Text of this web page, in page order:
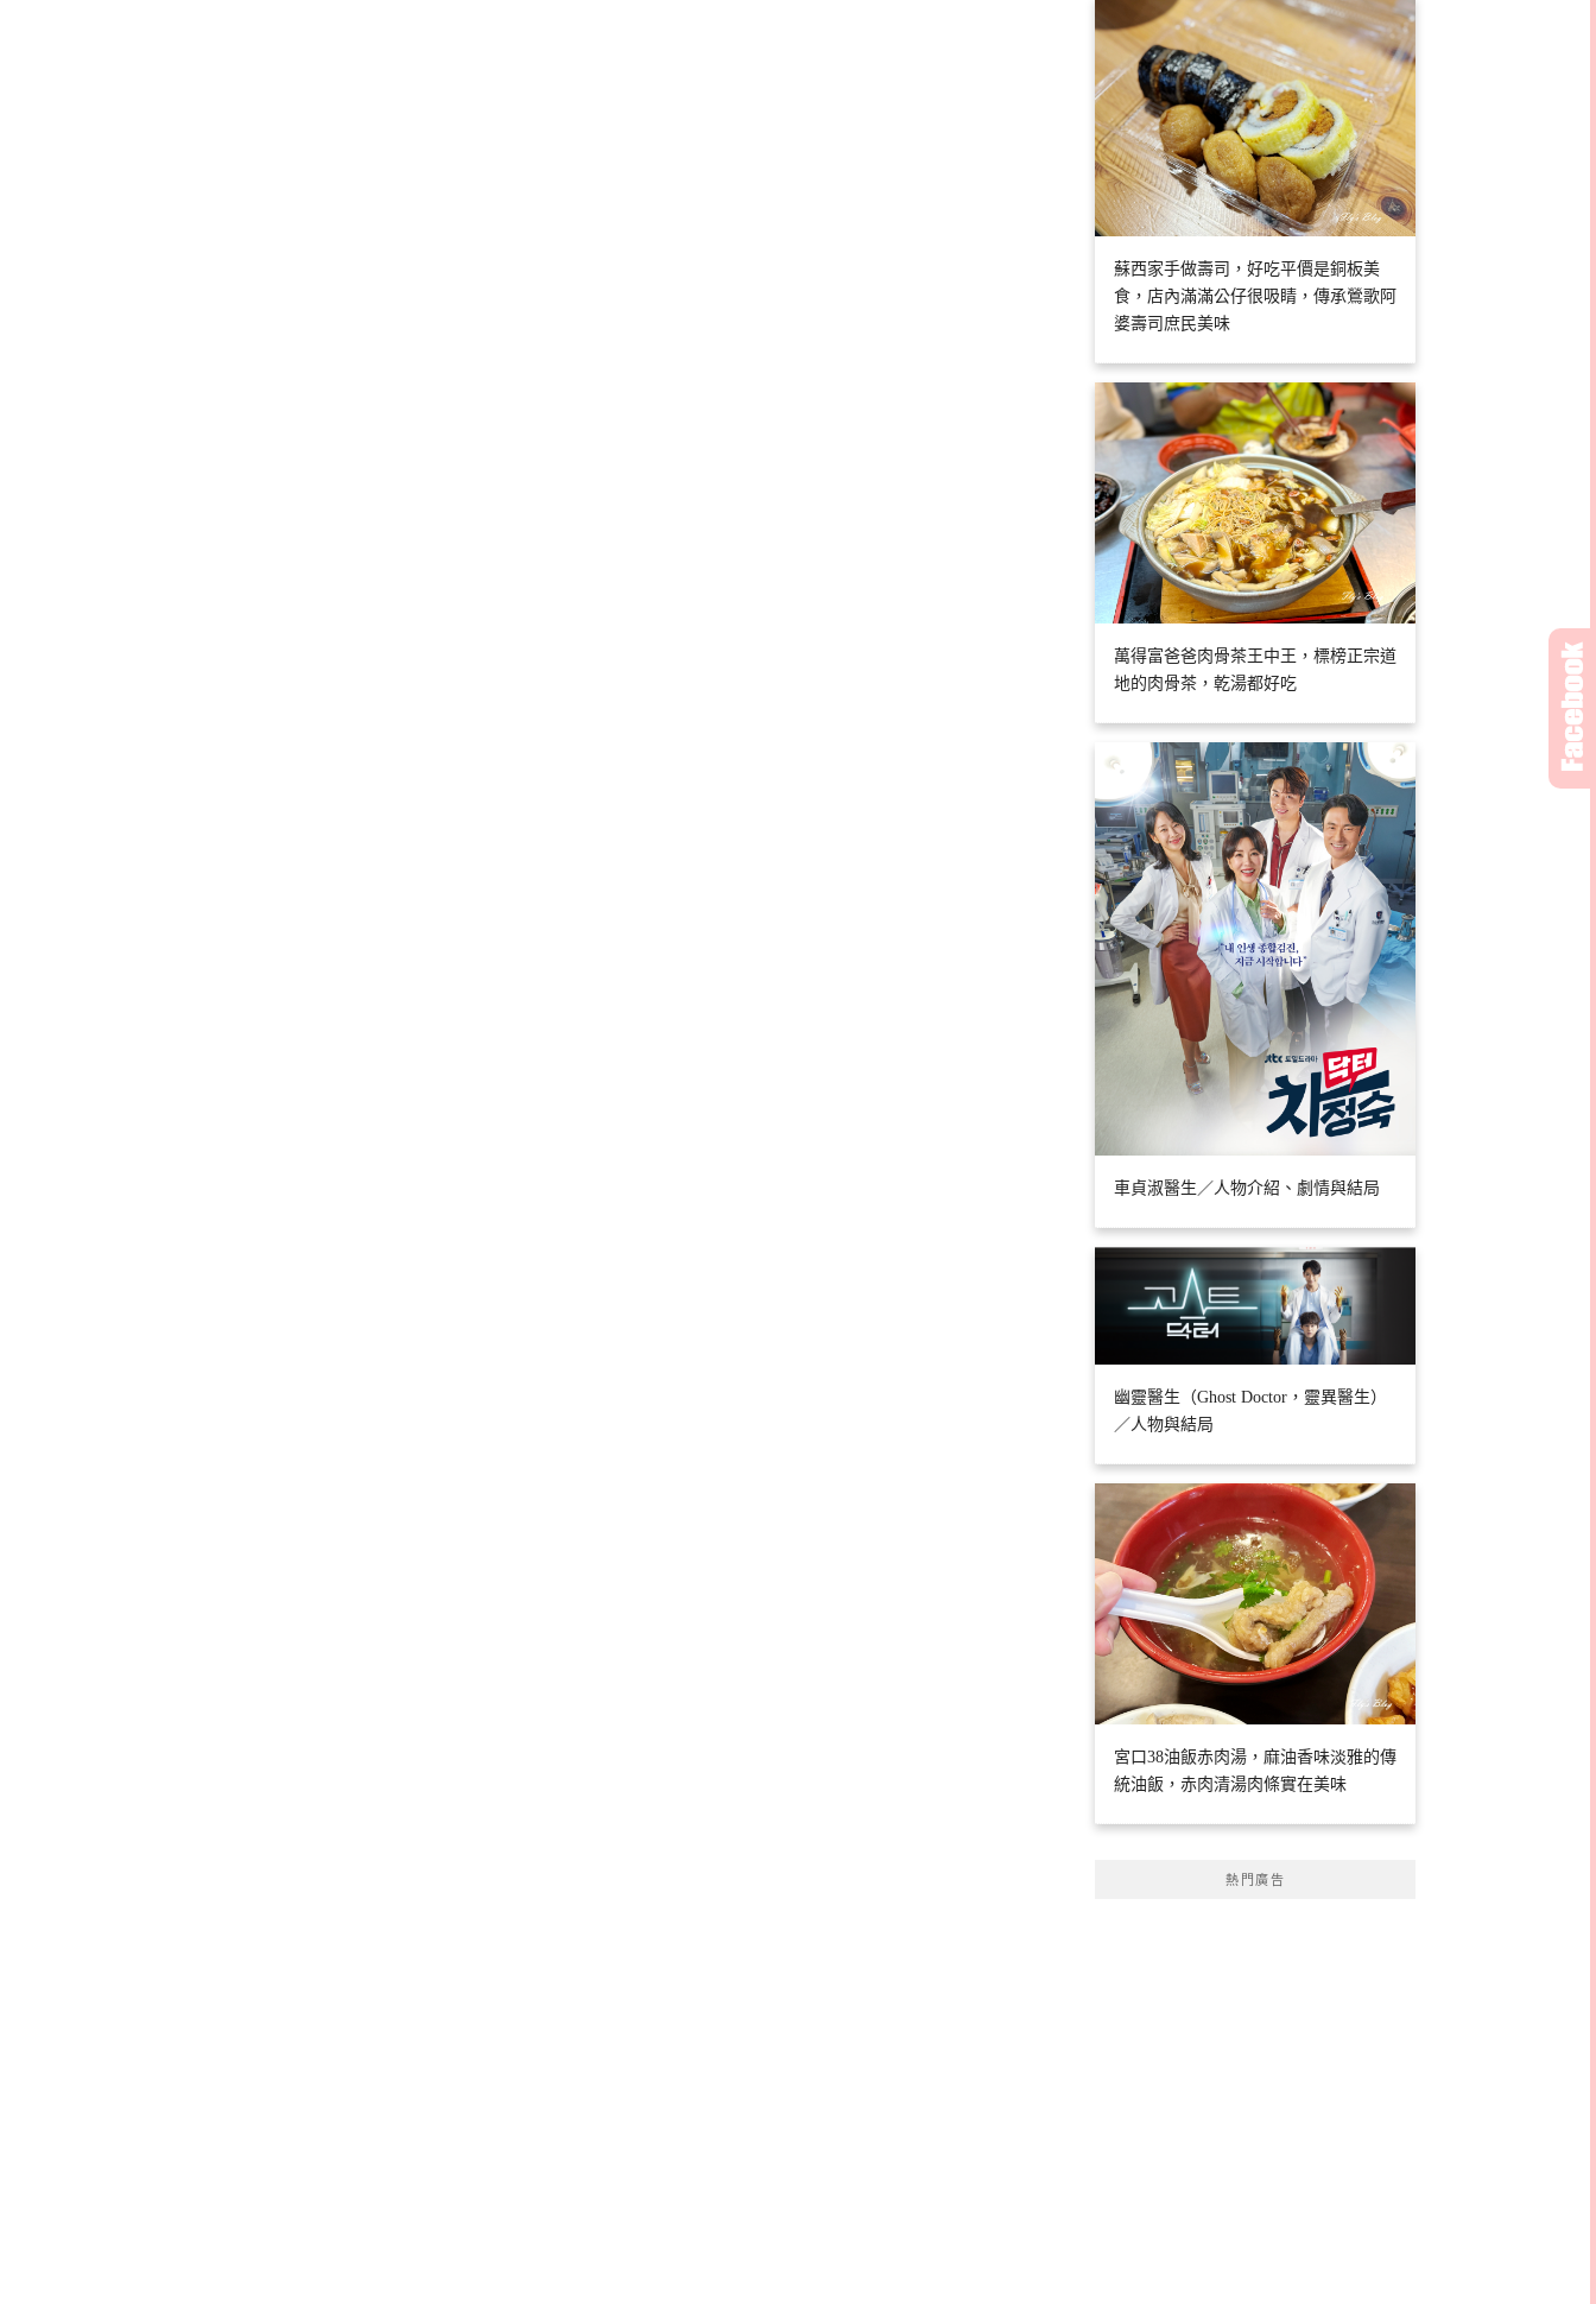
蘇西家手做壽司，好吃平價是銅板美
食，店內滿滿公仔很吸睛，傳承鶯歌阿
婆壽司庶民美味
萬得富爸爸肉骨茶王中王，標榜正宗道
地的肉骨茶，乾湯都好吃
車貞淑醫生／人物介紹、劇情與結局
幽靈醫生（Ghost Doctor，靈異醫生）
／人物與結局
宮口38油飯赤肉湯，麻油香味淡雅的傳
統油飯，赤肉清湯肉條實在美味
熱門廣告